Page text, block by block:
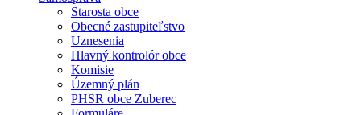
Starosta obce
Obecné zastupiteľstvo
Uznesenia
Hlavný kontrolór obce
Komisie
Územný plán
PHSR obce Zuberec